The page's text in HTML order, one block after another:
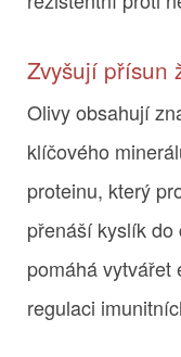
Zvyšují přísun
Olivy obsahují
klíčového
proteinu, který
přenáší kyslík do
pomáhá vytvářet
regulaci